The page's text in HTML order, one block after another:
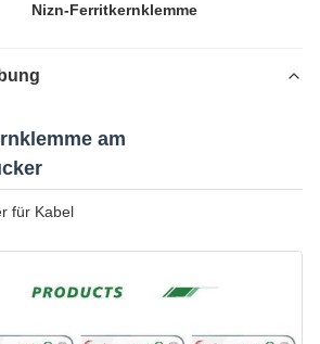
Nizn-Ferritkernklemme
am
für Kabel